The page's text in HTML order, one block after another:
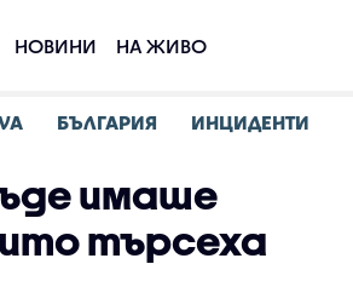
НОВИНИ НА ЖИВО
БЪЛГАРИЯ ИНЦИДЕНТИ
имаше
търсеха